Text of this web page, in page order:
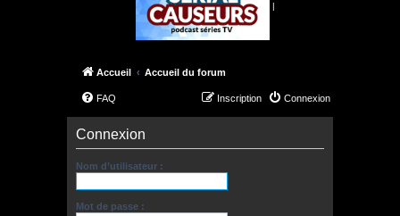
|
Accueil Accueil du forum
FAQ Connexion
Inscription
Connexion
Nom d’utilisateur :
Mot de passe :